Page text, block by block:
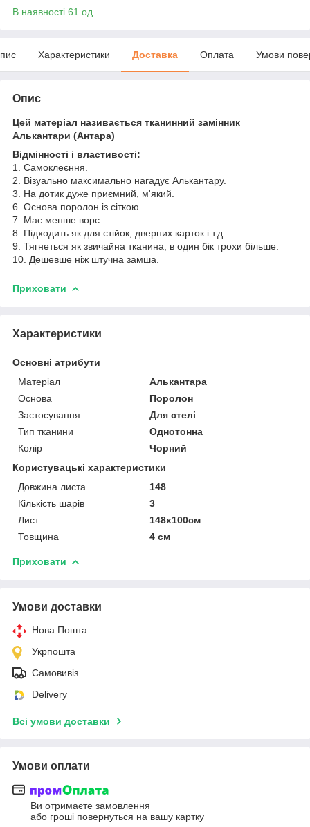
В наявності 61 од.
Характеристики Доставка Оплата Умови
Опис
Цей матеріал називається тканинний замінник
Алькантари (Антара)
Відмінності і властивості:
1. Самоклеєння.
2. Візуально максимально нагадує Алькантару.
3. На дотик дуже приємний, м'який.
6. Основа поролон із сіткою
7. Має менше ворс.
8. Підходить як для стійок, дверних карток і т.д.
9. Тягнеться як звичайна тканина, в один бік трохи більше.
10. Дешевше ніж штучна замша.
Приховати
Характеристики
Основні атрибути
Матеріал
Алькантара
Основа
Поролон
Застосування
Для стелі
Тип тканини
Однотонна
Колір
Чорний
Користувацькі характеристики
Довжина листа
148
Кількість шарів
3
Лист
148х100см
Товщина
4 см
Приховати
Умови доставки
Нова Пошта
Укрпошта
Самовивіз
Delivery
Всі умови доставки
Умови оплати
Ви отримаєте замовлення
або гроші повернуться на вашу картку